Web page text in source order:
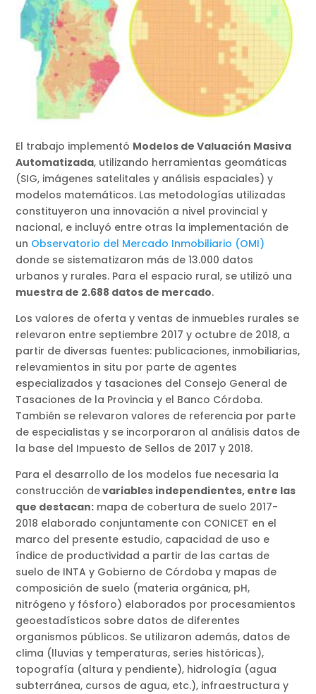
El trabajo implementó Modelos de Valuación Masiva
Automatizada, utilizando herramientas geomáticas
(SIG, imágenes satelitales y análisis espaciales) y
modelos matemáticos. Las metodologías utilizadas
constituyeron una innovación a nivel provincial y
nacional, e incluyó entre otras la implementación de
un Observatorio del Mercado Inmobiliario (OMI)
donde se sistematizaron más de 13.000 datos
urbanos y rurales. Para el espacio rural, se utilizó una
muestra de 2.688 datos de mercado.
Los valores de oferta y ventas de inmuebles rurales se
relevaron entre septiembre 2017 y octubre de 2018, a
partir de diversas fuentes: publicaciones, inmobiliarias,
relevamientos in situ por parte de agentes
especializados y tasaciones del Consejo General de
Tasaciones de la Provincia y el Banco Córdoba.
También se relevaron valores de referencia por parte
de especialistas y se incorporaron al análisis datos de
la base del Impuesto de Sellos de 2017 y 2018.
Para el desarrollo de los modelos fue necesaria la
construcción devariables independientes, entre las
que destacan: mapa de cobertura de suelo 2017-
2018 elaborado conjuntamente con CONICET en el
marco del presente estudio, capacidad de uso e
índice de productividad a partir de las cartas de
suelo de INTA y Gobierno de Córdoba y mapas de
composición de suelo (materia orgánica, pH,
nitrógeno y fósforo) elaborados por procesamientos
geoestadísticos sobre datos de diferentes
organismos públicos. Se utilizaron además, datos de
clima (lluvias y temperaturas, series históricas),
topografía (altura y pendiente), hidrología (agua
subterránea, cursos de agua, etc.), infraestructura y